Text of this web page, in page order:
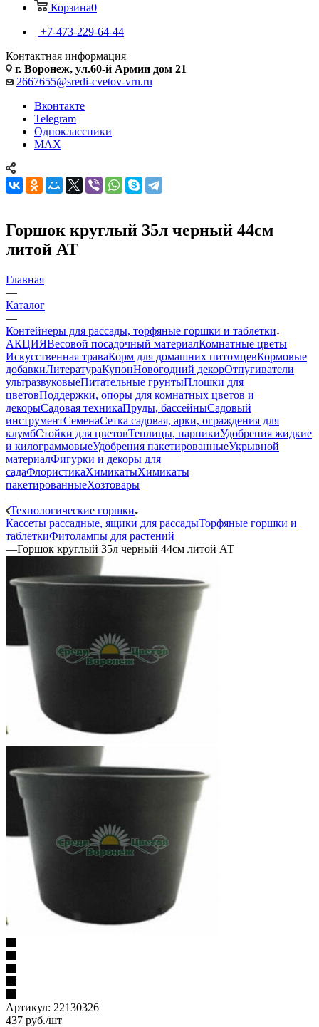
Корзина0
+7-473-229-64-44
Контактная информация
г. Воронеж, ул.60-й Армии дом 21
2667655@sredi-cvetov-vrn.ru
Вконтакте
Telegram
Одноклассники
MAX
Горшок круглый 35л черный 44см
литой АТ
Главная
—
Каталог
—
Контейнеры для рассады, торфяные горшки и таблетки
АКЦИЯВесовой посадочный материалКомнатные цветы
Искусственная траваКорм для домашних питомцевКормовые
добавкиЛитератураКупонНовогодний декорОтпугиватели
ультразвуковыеПитательные грунтыПлошки для
цветовПоддержки, опоры для комнатных цветов и
декорыСадовая техникаПруды, бассейныСадовый
инструментСеменаСетка садовая, арки, ограждения для
клумбСтойки для цветовТеплицы, парникиУдобрения жидкие
и килограммовыеУдобрения пакетированныеУкрывной
материалФигурки и декоры для
садаФлористикаХимикатыХимикаты
пакетированныеХозтовары
—
Технологические горшки
Кассеты рассадные, ящики для рассадыТорфяные горшки и
таблеткиФитолампы для растений
—Горшок круглый 35л черный 44см литой АТ
Артикул: 22130326
437 руб./шт